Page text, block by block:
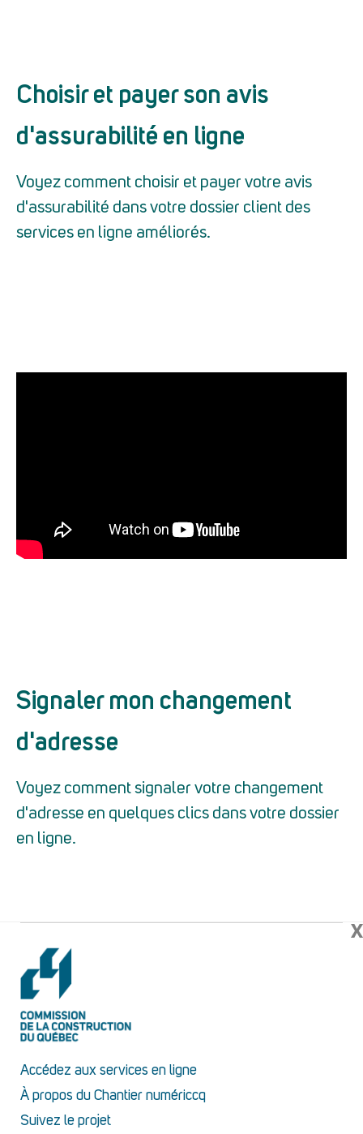
Choisir et payer son avis
d'assurabilité en ligne
Voyez comment choisir et payer votre avis
d'assurabilité dans votre dossier client des
services en ligne améliorés.
Signaler mon changement
d'adresse
Voyez comment signaler votre changement
d'adresse en quelques clics dans votre dossier
en ligne.
X
Accédez aux services en ligne
À propos du Chantier numériccq
Suivez le projet